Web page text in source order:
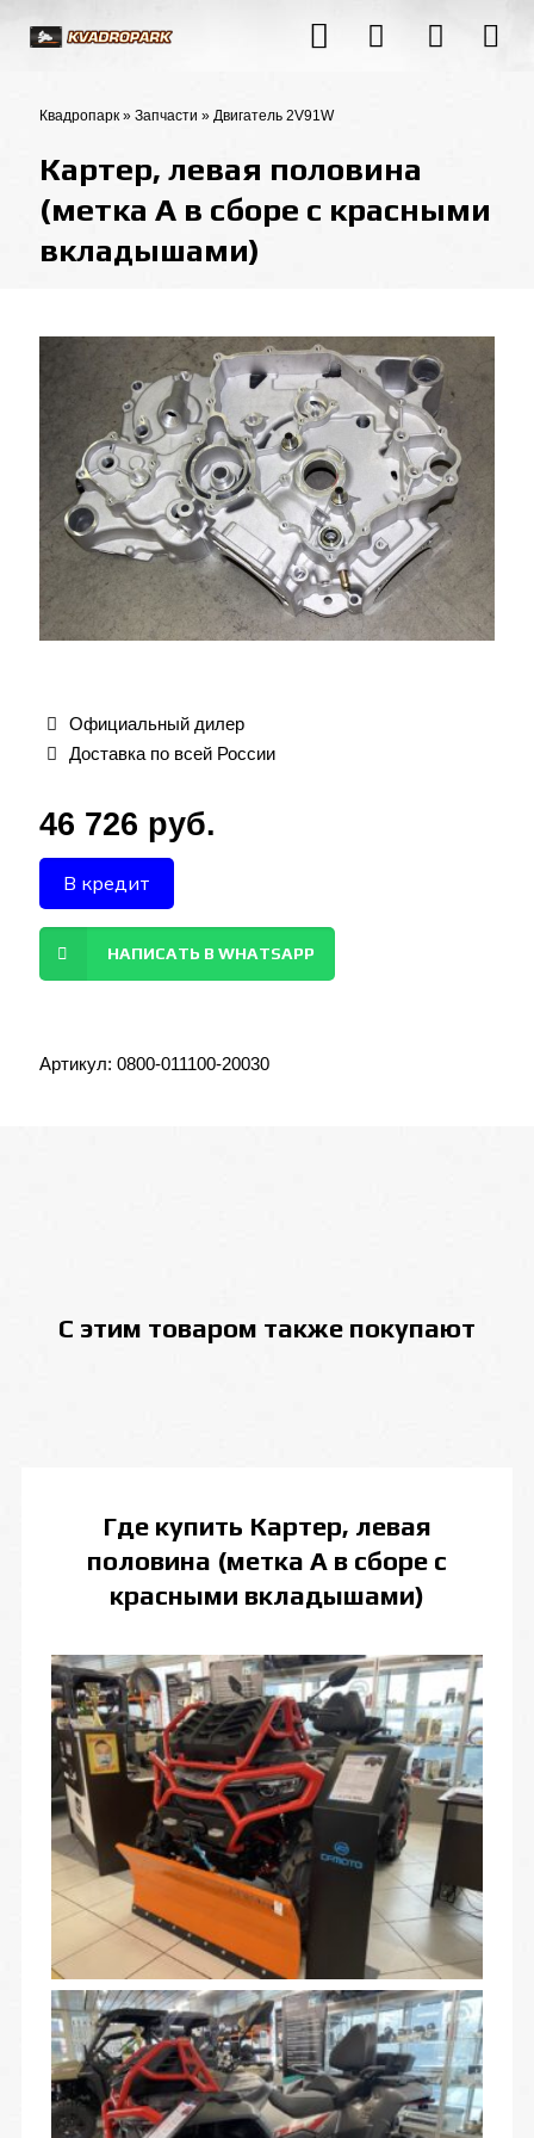
Квадропарк » Запчасти » Двигатель 2V91W
Картер, левая половина
(метка А в сборе с красными
вкладышами)
Официальный дилер
Доставка по всей России
46 726 руб.
В кредит
НАПИСАТЬ В WHATSAPP
Артикул: 0800-011100-20030
С этим товаром также покупают
Где купить Картер, левая
половина (метка А в сборе с
красными вкладышами)